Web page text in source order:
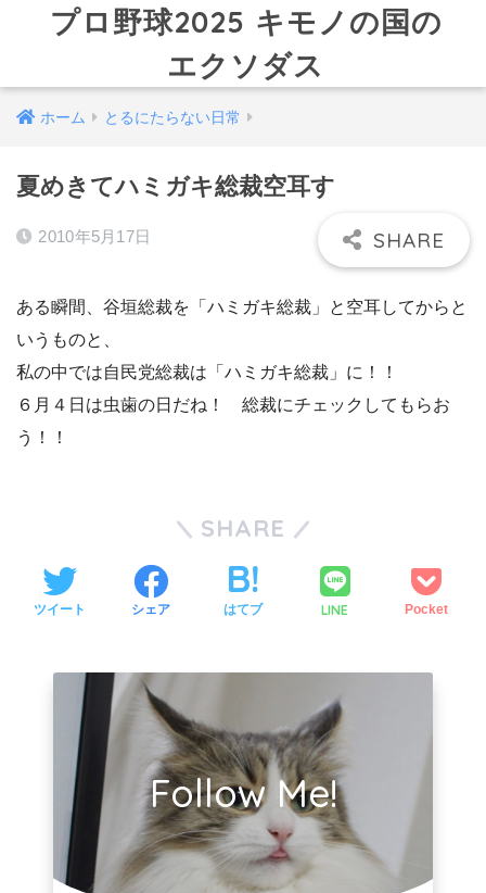
プロ野球2025 キモノの国の
エクソダス
ホーム とるにたらない日常
夏めきてハミガキ総裁空耳す
2010年5月17日
ある瞬間、谷垣総裁を「ハミガキ総裁」と空耳してからと
いうものと、
私の中では自民党総裁は「ハミガキ総裁」に！！
６月４日は虫歯の日だね！ 総裁にチェックしてもらお
う！！
SHARE
ツイート シェア はてブ LINE Pocket
Follow Me!